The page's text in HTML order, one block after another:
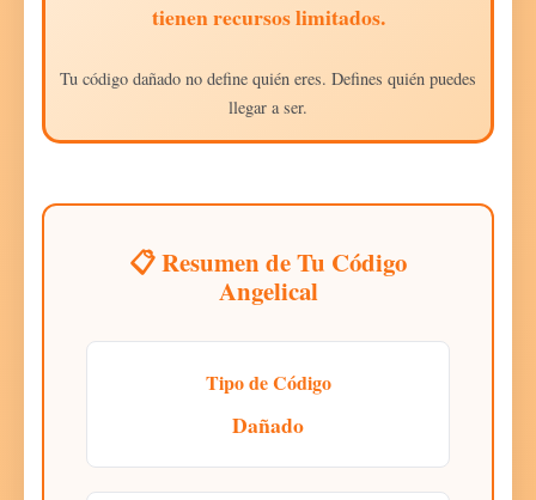
tienen recursos limitados.
Tu código dañado no define quién eres. Defines quién puedes
llegar a ser.
📋 Resumen de Tu Código
Angelical
Tipo de Código
Dañado